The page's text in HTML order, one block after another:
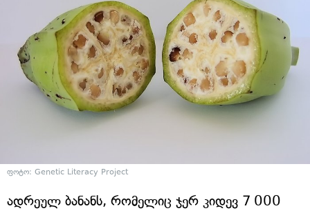
ფოტო: Genetic Literacy Project
ადრეულ ბანანს, რომელიც ჯერ კიდევ 7 000